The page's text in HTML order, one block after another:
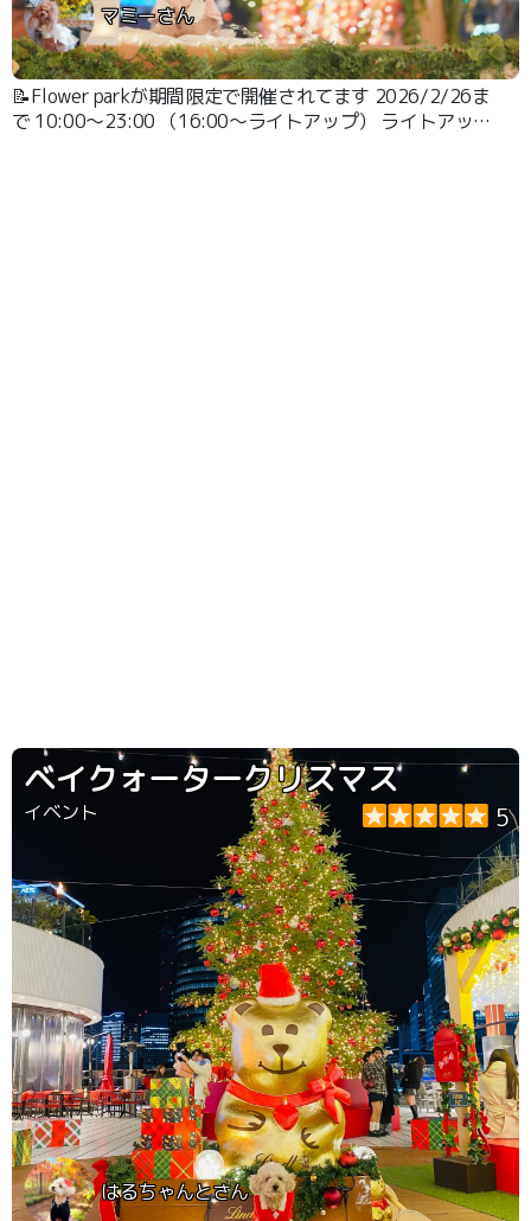
マミーさん
📝Flower parkが期間限定で開催されてます 2026/2/26ま
で 10:00～23:00 （16:00～ライトアップ） ライトアップ
ベイクォータークリスマス
イベント 5
はるちゃんとさん